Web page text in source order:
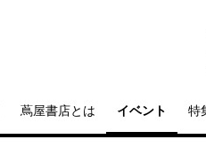
蔦屋書店とは イベント 特